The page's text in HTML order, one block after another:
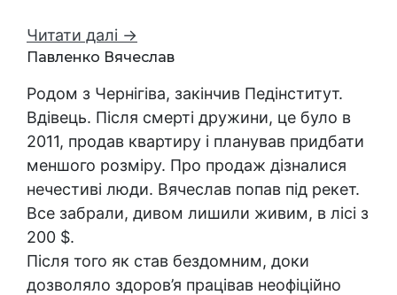
Читати далі →
Павленко Вячеслав
Родом з Чернігіва, закінчив Педінститут.
Вдівець. Після смерті дружини, це було в
2011, продав квартиру і планував придбати
меншого розміру. Про продаж дізналися
нечестиві люди. Вячеслав попав під рекет.
Все забрали, дивом лишили живим, в лісі з
200 $.
Після того як став бездомним, доки
дозволяло здоров’я працівав неофіційно